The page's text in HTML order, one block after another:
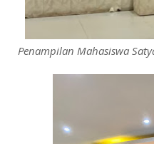
Penampilan Mahasiswa